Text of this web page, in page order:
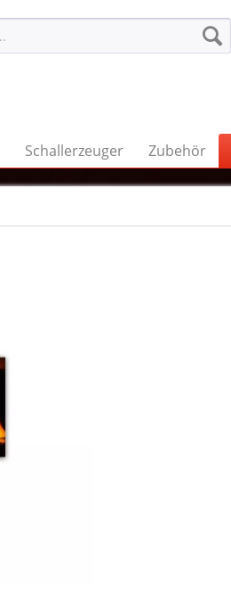
Schallerzeuger Zubehör